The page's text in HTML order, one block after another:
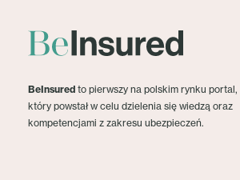
BeInsured to pierwszy na polskim rynku portal,
który powstał w celu dzielenia się wiedzą oraz
kompetencjami z zakresu ubezpieczeń.